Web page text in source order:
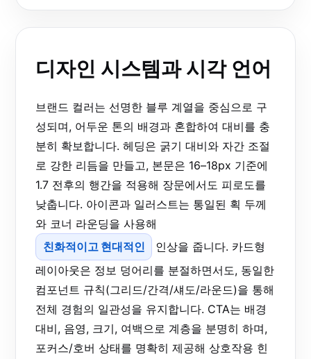
디자인 시스템과 시각 언어
브랜드 컬러는 선명한 블루 계열을 중심으로 구
성되며, 어두운 톤의 배경과 혼합하여 대비를 충
분히 확보합니다. 헤딩은 굵기 대비와 자간 조절
로 강한 리듬을 만들고, 본문은 16–18px 기준에
1.7 전후의 행간을 적용해 장문에서도 피로도를
낮춥니다. 아이콘과 일러스트는 통일된 획 두께
와 코너 라운딩을 사용해
친화적이고 현대적인
인상을 줍니다. 카드형
레이아웃은 정보 덩어리를 분절하면서도, 동일한
컴포넌트 규칙(그리드/간격/섀도/라운드)을 통해
전체 경험의 일관성을 유지합니다. CTA는 배경
대비, 음영, 크기, 여백으로 계층을 분명히 하며,
포커스/호버 상태를 명확히 제공해 상호작용 힌